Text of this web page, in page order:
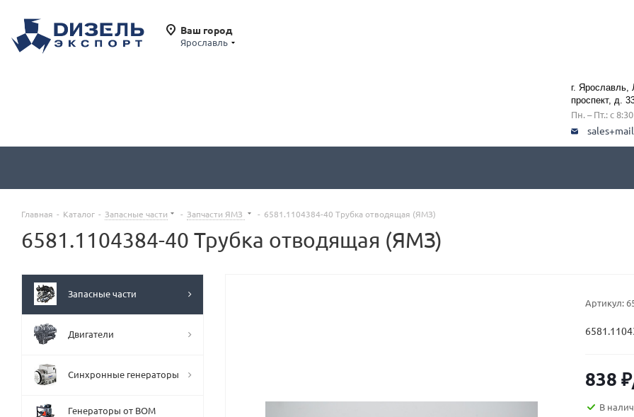
Ваш город
Ярославль
г. Ярославль,
проспект, д.
Пн. – Пт.: с
Главная - Каталог - Запасные части - Запчасти ЯМЗ - 6581.1104384-40 Трубка отводящая (ЯМЗ)
6581.1104384-40 Трубка отводящая (ЯМЗ)
Артикул:
838 ₽
В
Запасные части
Двигатели
Синхронные генераторы
Генераторы от ВОМ